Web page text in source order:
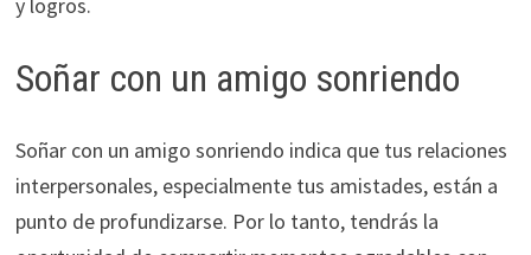
Soñar con un amigo sonriendo
Soñar con un amigo sonriendo indica que tus relaciones
interpersonales, especialmente tus amistades, están a
punto de profundizarse. Por lo tanto, tendrás la